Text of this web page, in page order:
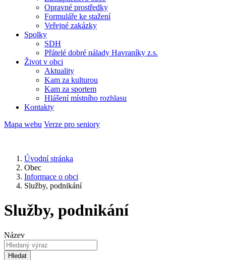
Opravné prostředky
Formuláře ke stažení
Veřejné zakázky
Spolky
SDH
Přátelé dobré nálady Havraníky z.s.
Život v obci
Aktuality
Kam za kulturou
Kam za sportem
Hlášení místního rozhlasu
Kontakty
Mapa webu Verze pro seniory
Úvodní stránka
Obec
Informace o obci
Služby, podnikání
Služby, podnikání
Název
Hledat